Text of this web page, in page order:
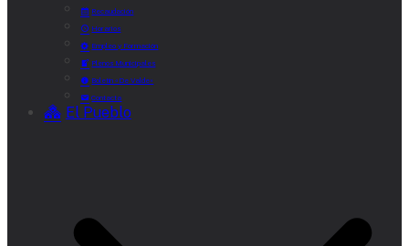
Recaudación
Horarios
Empleo y Formación
Plenos Municipales
Boletín «De Valde»
Contacta
El Pueblo